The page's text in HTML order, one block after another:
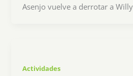
Asenjo vuelve a derrotar a
Actividades